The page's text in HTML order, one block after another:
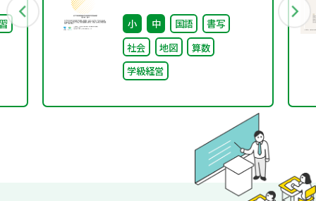
野編～
小 中 国語
書写
社会
地図
算数
学級経営